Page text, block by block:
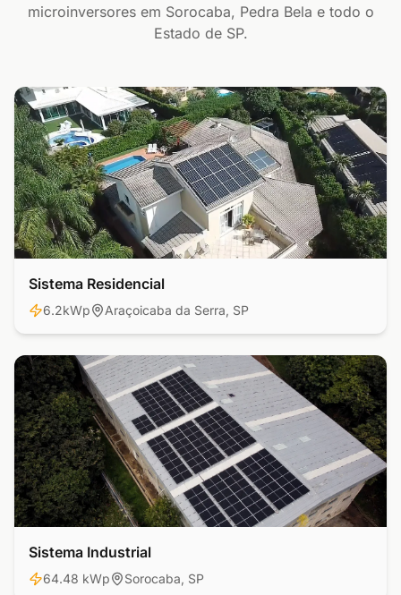
microinversores em Sorocaba, Pedra Bela e todo o
Estado de SP.
Residencial
Sistema Residencial
6.2kWp Araçoicaba da Serra, SP
Industrial
Sistema Industrial
64.48 kWp Sorocaba, SP